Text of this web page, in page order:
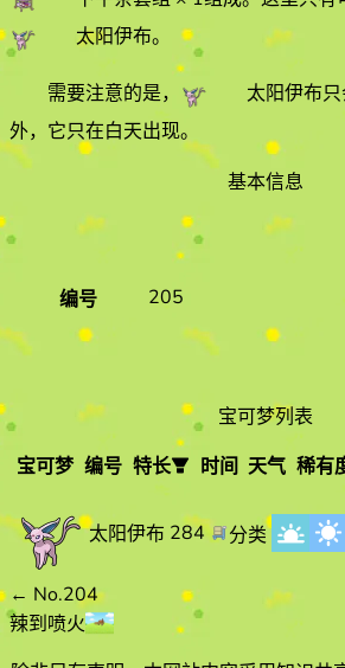
太阳伊布。
需要注意的是， 太阳伊布
外，它只在白天出现。
基本信息
编号 205
宝可梦列表
宝可梦 编号 特长 时间 天气 稀有
号
太阳伊布 284 分类
← No.204
辣到喷火